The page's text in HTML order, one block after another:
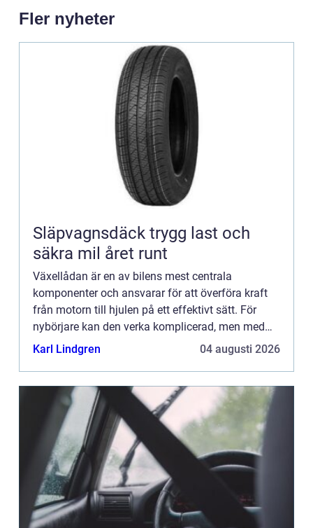
Fler nyheter
Släpvagnsdäck trygg last och
säkra mil året runt
Växellådan är en av bilens mest centrala
komponenter och ansvarar för att överföra kraft
från motorn till hjulen på ett effektivt sätt. För
nybörjare kan den verka komplicerad, men med
lite gr...
Karl Lindgren 04 augusti 2026